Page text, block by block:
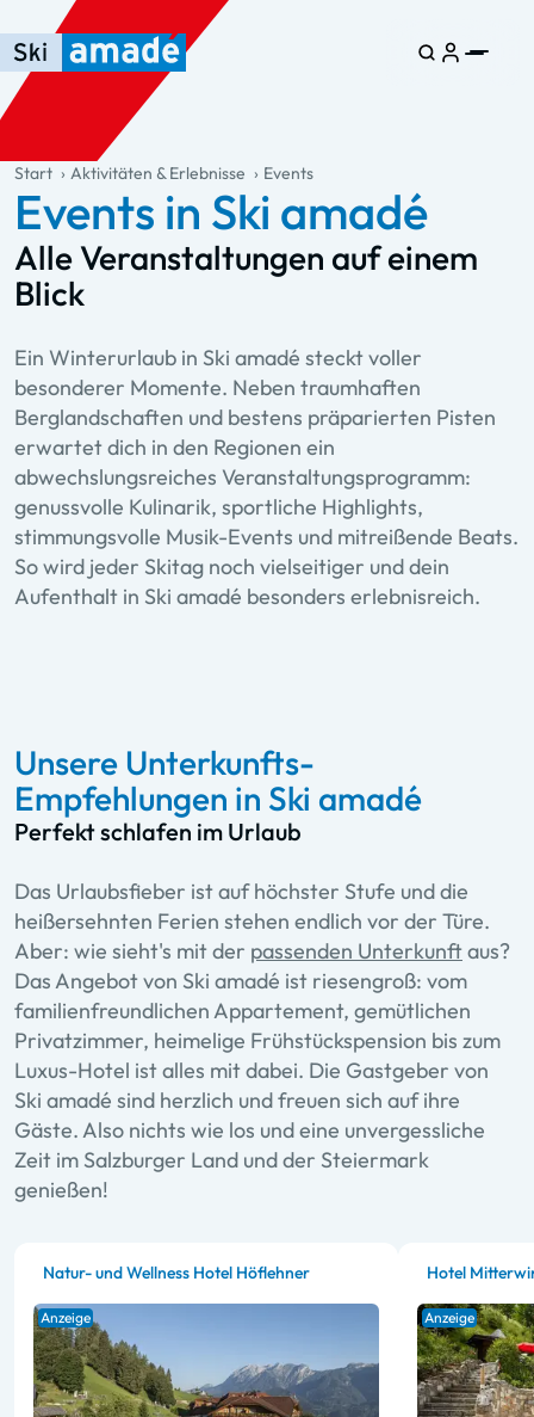
Zum Haupt-Inhalt springen
Springe zur Tabelle
Zur Haupt-Navigation springen
general.table-of-content
Start Aktivitäten & Erlebnisse Events
Events in Ski amadé
Alle Veranstaltungen auf einem
Blick
Ein Winterurlaub in Ski amadé steckt voller
besonderer Momente. Neben traumhaften
Berglandschaften und bestens präparierten Pisten
erwartet dich in den Regionen ein
abwechslungsreiches Veranstaltungsprogramm:
genussvolle Kulinarik, sportliche Highlights,
stimmungsvolle Musik-Events und mitreißende Beats.
So wird jeder Skitag noch vielseitiger und dein
Aufenthalt in Ski amadé besonders erlebnisreich.
Unsere Unterkunfts-
Empfehlungen in Ski amadé
Perfekt schlafen im Urlaub
Das Urlaubsfieber ist auf höchster Stufe und die
heißersehnten Ferien stehen endlich vor der Türe.
Aber: wie sieht's mit der passenden Unterkunftaus?
Das Angebot von Ski amadé ist riesengroß: vom
familienfreundlichen Appartement, gemütlichen
Privatzimmer, heimelige Frühstückspension bis zum
Luxus-Hotel ist alles mit dabei. Die Gastgeber von
Ski amadé sind herzlich und freuen sich auf ihre
Gäste. Also nichts wie los und eine unvergessliche
Zeit im Salzburger Land und der Steiermark
genießen!
Natur- und Wellness Hotel Höflehner
Anzeige
Hotel
Anzeige